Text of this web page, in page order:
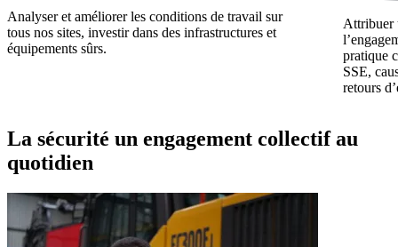
Analyser et améliorer les conditions de travail sur
tous nos sites, investir dans des infrastructures et
équipements sûrs.
Attribuer
pratique
SSE,
retours
La sécurité un engagement collectif au
quotidien